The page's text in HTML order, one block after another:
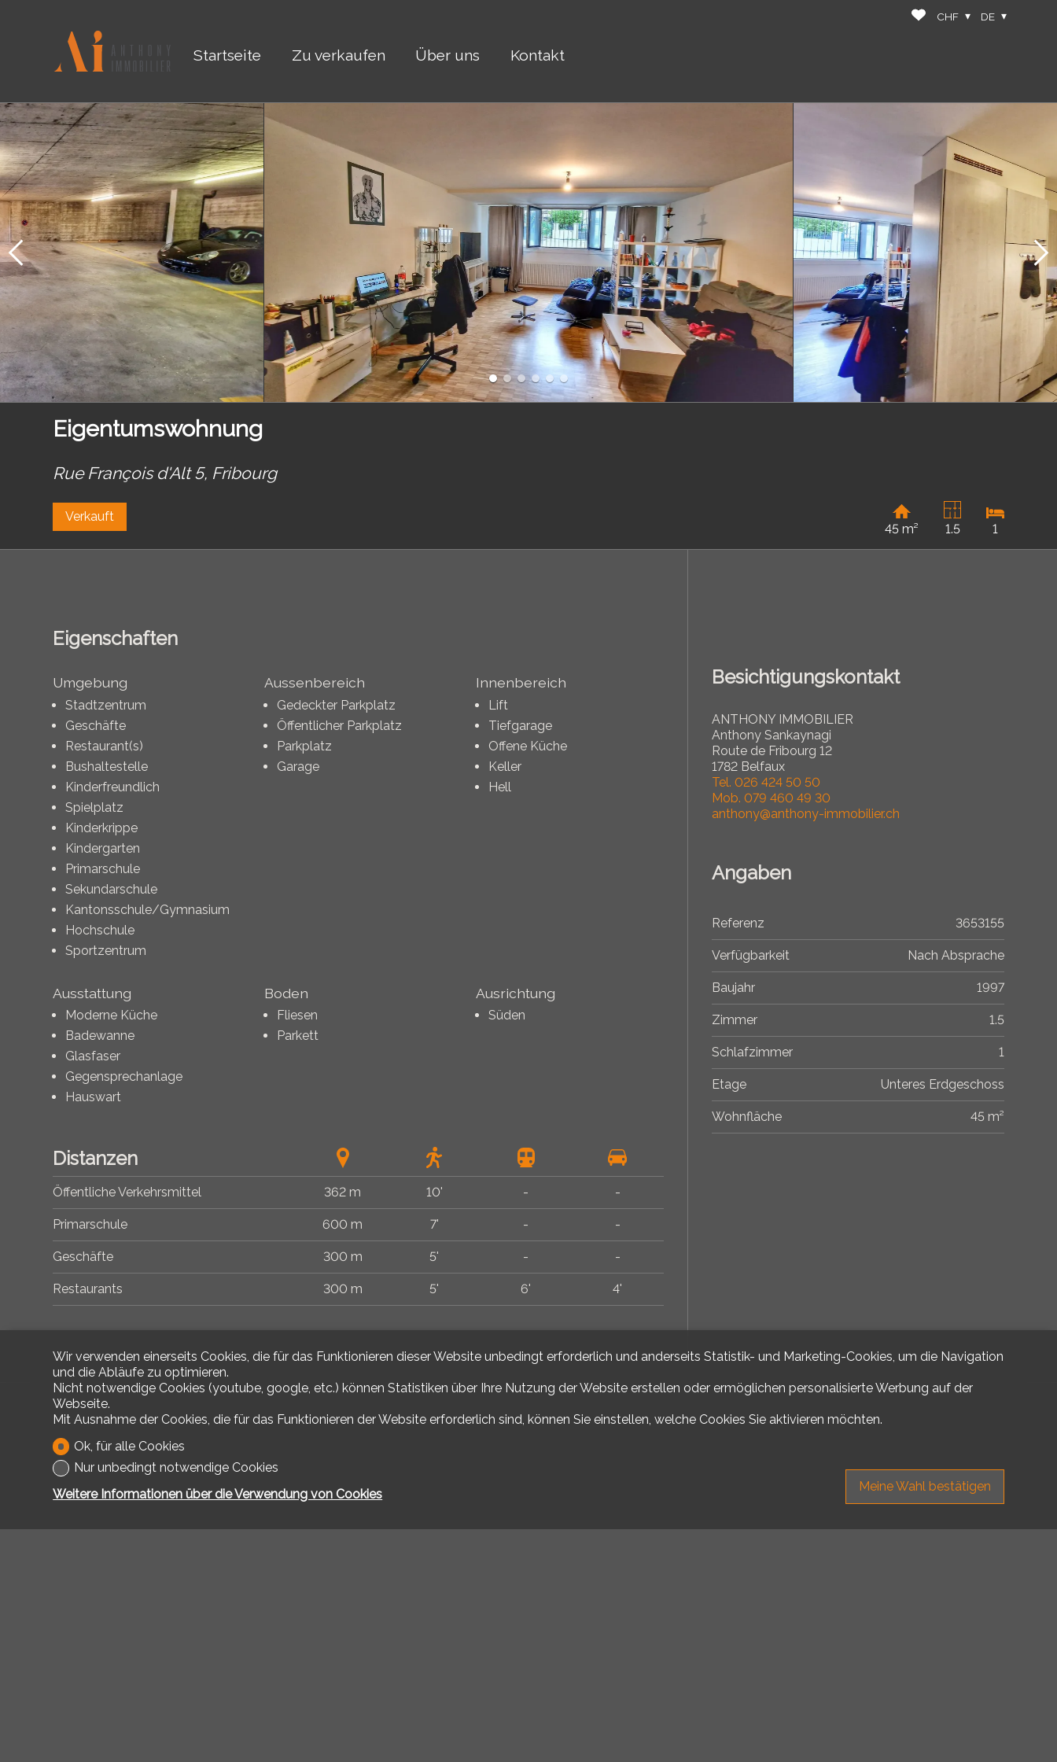
Startseite Zu verkaufen Über uns Kontakt
CHF DE
Eigentumswohnung
Rue François d'Alt 5, Fribourg
Verkauft
45 m²
1.5 1
Eigenschaften
Umgebung
Stadtzentrum
Geschäfte
Restaurant(s)
Bushaltestelle
Kinderfreundlich
Spielplatz
Kinderkrippe
Kindergarten
Primarschule
Sekundarschule
Kantonsschule/Gymnasium
Hochschule
Sportzentrum
Aussenbereich
Gedeckter Parkplatz
Öffentlicher Parkplatz
Parkplatz
Garage
Innenbereich
Lift
Tiefgarage
Offene Küche
Keller
Hell
Ausstattung
Moderne Küche
Badewanne
Glasfaser
Gegensprechanlage
Hauswart
Boden
Fliesen
Parkett
Ausrichtung
Süden
Distanzen
Öffentliche Verkehrsmittel 362 m 10' - -
Primarschule 600 m 7' - -
Geschäfte 300 m 5' - -
Restaurants 300 m 5' 6' 4'
Besichtigungskontakt
ANTHONY IMMOBILIER
Anthony Sankaynagi
Route de Fribourg 12
1782 Belfaux
Tel. 026 424 50 50
Mob. 079 460 49 30
anthony@anthony-immobilier.ch
Angaben
Referenz 3653155
Verfügbarkeit Nach Absprache
Baujahr 1997
Zimmer 1.5
Schlafzimmer 1
Etage Unteres Erdgeschoss
Wohnfläche 45 m²
Wir verwenden einerseits Cookies, die für das Funktionieren dieser Website unbedingt erforderlich und anderseits Statistik- und Marketing-Cookies, um die Navigation
und die Abläufe zu optimieren.
Nicht notwendige Cookies (youtube, google, etc.) können Statistiken über Ihre Nutzung der Website erstellen oder ermöglichen personalisierte Werbung auf der
Webseite.
Mit Ausnahme der Cookies, die für das Funktionieren der Website erforderlich sind, können Sie einstellen, welche Cookies Sie aktivieren möchten.
Ok, für alle Cookies
Nur unbedingt notwendige Cookies
Weitere Informationen über die Verwendung von Cookies
Meine Wahl bestätigen